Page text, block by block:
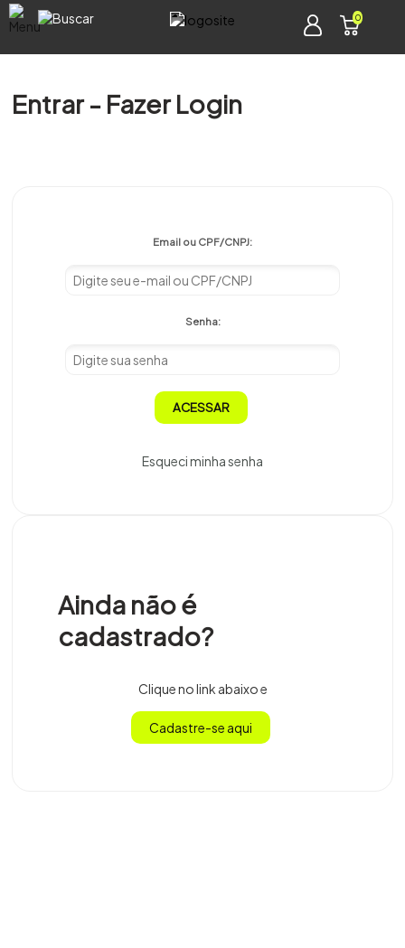
0
Entrar - Fazer Login
Email ou CPF/CNPJ:
Senha:
ACESSAR
Esqueci minha senha
Ainda não é
cadastrado?
Clique no link abaixo e
Cadastre-se aqui